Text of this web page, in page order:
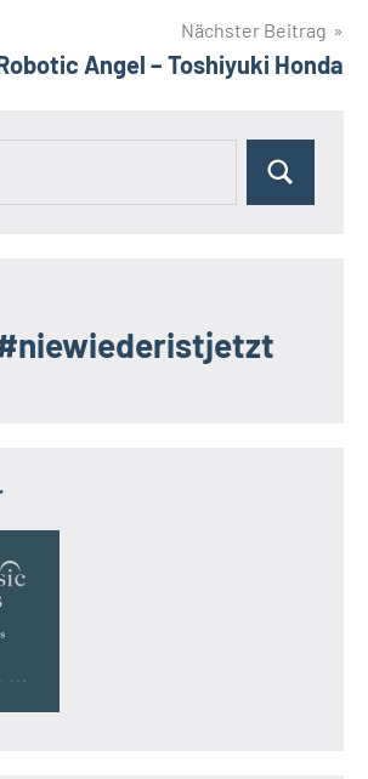
Nächster Beitrag
Angel – Toshiyuki Honda
Suchen